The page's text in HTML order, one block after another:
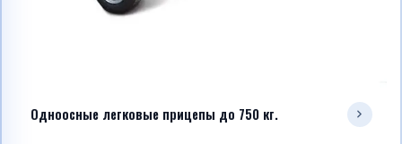
Одноосные легковые прицепы до 750 кг.